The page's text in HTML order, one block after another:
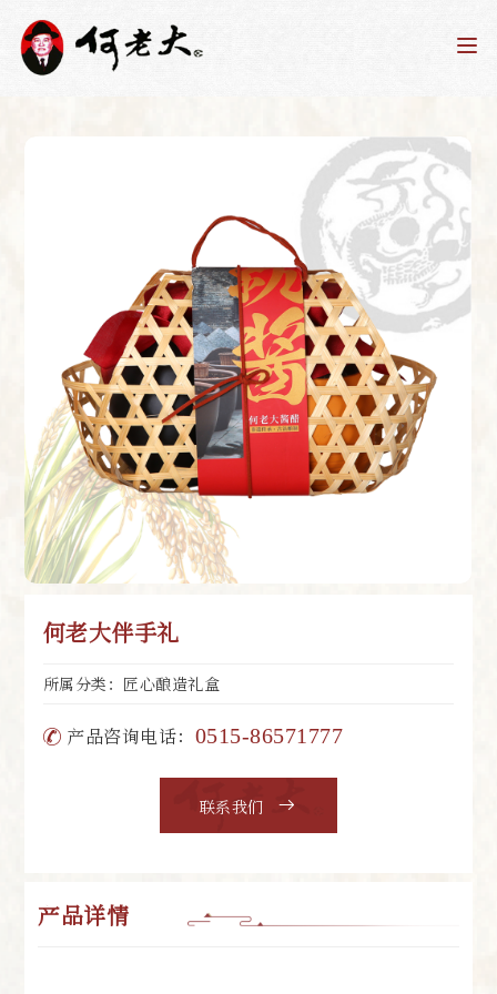
何老大伴手礼
所属分类：匠心酿造礼盒
产品咨询电话： 0515-86571777
联系我们
产品详情